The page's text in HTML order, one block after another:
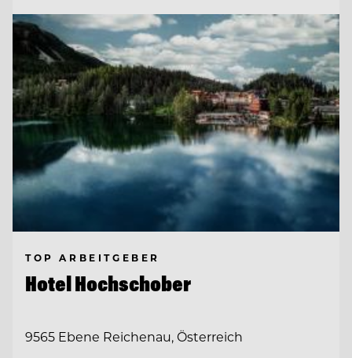
TOP ARBEITGEBER
Hotel Hochschober
9565 Ebene Reichenau, Österreich